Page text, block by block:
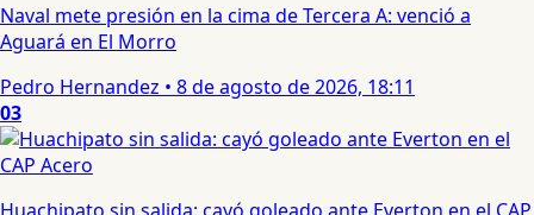
Naval mete presión en la cima de Tercera A: venció a
Aguará en El Morro
Pedro Hernandez • 8 de agosto de 2026, 18:11
03